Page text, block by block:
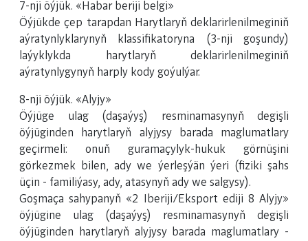
7-nji öýjük. «Habar beriji belgi»
Öýjükde çep tarapdan Harytlaryň deklarirlenilmeginiň
aýratynlyklarynyň klassifikatoryna (3-nji goşundy)
laýyklykda harytlaryň deklarirlenilmeginiň
aýratynlygynyň harply kody goýulýar.
8-nji öýjük. «Alyjy»
Öýjüge ulag (daşaýyş) resminamasynyň degişli
öýjüginden harytlaryň alyjysy barada maglumatlary
geçirmeli: onuň guramaçylyk-hukuk görnüşini
görkezmek bilen, ady we ýerleşýän ýeri (fiziki şahs
üçin - familiýasy, ady, atasynyň ady we salgysy).
Goşmaça sahypanyň «2 Iberiji/Eksport ediji 8 Alyjy»
öýjügine ulag (daşaýyş) resminamasynyň degişli
öýjüginden harytlaryň alyjysy barada maglumatlary -